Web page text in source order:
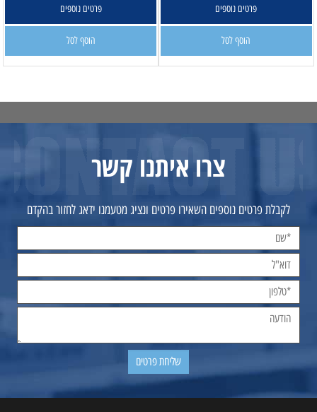
פרטים נוספים
הוסף לסל
פרטים נוספים
הוסף לסל
צרו איתנו קשר
לקבלת פרטים נוספים השאירו פרטים ונציג מטעמנו ידאג לחזור בהקדם